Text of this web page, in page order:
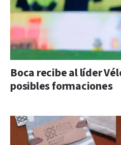
Boca recibe al líder
posibles formaciones